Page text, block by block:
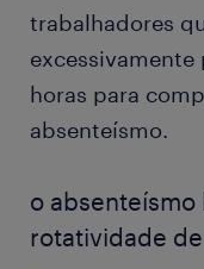
trabalhadores
horas para
absenteísmo.
o absenteísmo
rotatividade de